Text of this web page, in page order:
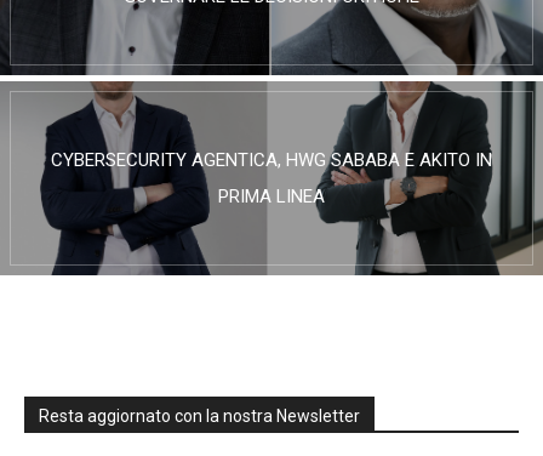
CYBERSECURITY AGENTICA, HWG SABABA E AKITO IN
PRIMA LINEA
Resta aggiornato con la nostra Newsletter